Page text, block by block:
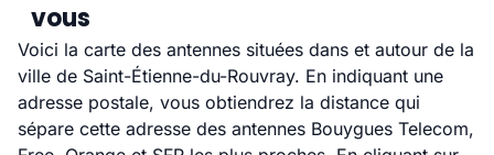
vous
Voici la carte des antennes situées dans et autour de la
ville de Saint-Étienne-du-Rouvray. En indiquant une
adresse postale, vous obtiendrez la distance qui
sépare cette adresse des antennes Bouygues Telecom,